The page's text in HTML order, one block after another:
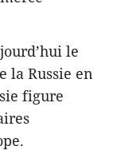
le
la Russie en
figure